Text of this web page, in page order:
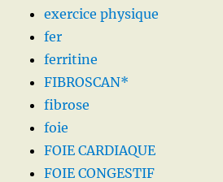
exercice physique
fer
ferritine
FIBROSCAN*
fibrose
foie
FOIE CARDIAQUE
FOIE CONGESTIF